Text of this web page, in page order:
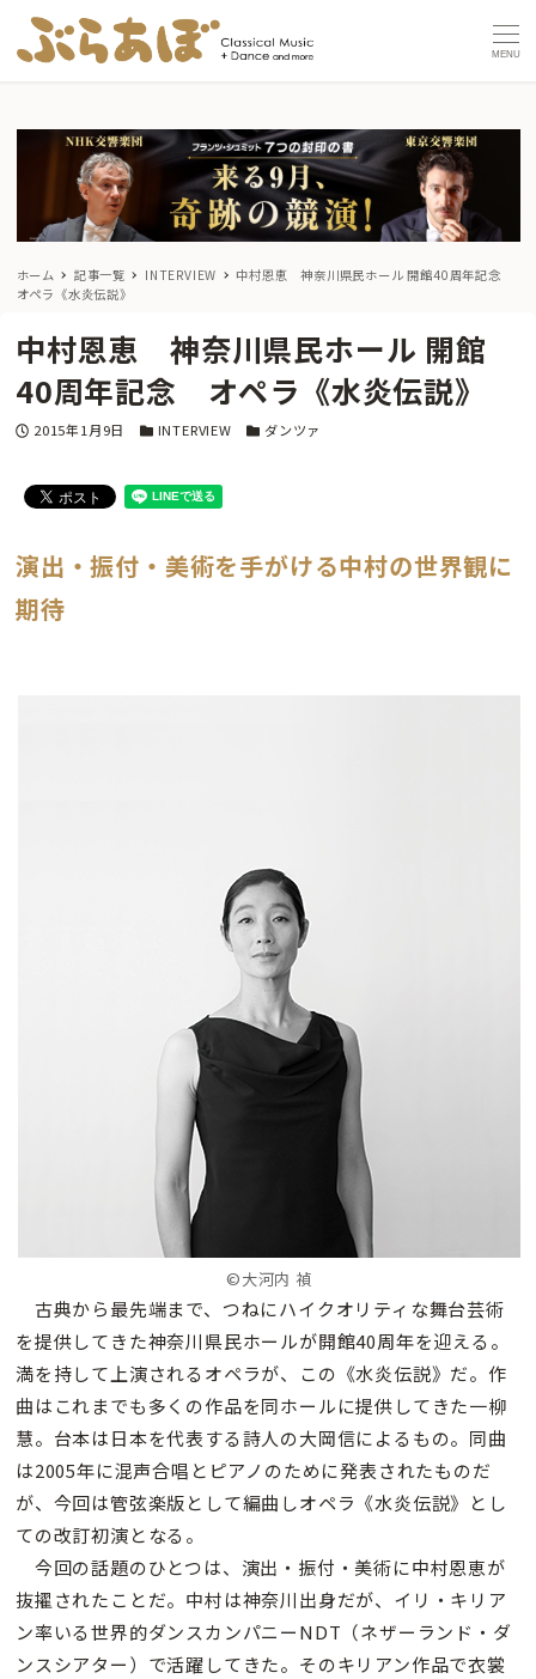
MENU
ホーム 記事一覧 INTERVIEW
中村恩恵 神奈川県民ホール 開館40周年記念
オペラ《水炎伝説》
中村恩恵 神奈川県民ホール 開館
40周年記念 オペラ《水炎伝説》
投稿日
2015年1月9日 カテゴリー
INTERVIEW カテゴリー
ダンツァ
演出・振付・美術を手がける中村の世界観に
期待
©大河内 禎
古典から最先端まで、つねにハイクオリティな舞台芸術
を提供してきた神奈川県民ホールが開館40周年を迎える。
満を持して上演されるオペラが、この《水炎伝説》だ。作
曲はこれまでも多くの作品を同ホールに提供してきた一柳
慧。台本は日本を代表する詩人の大岡信によるもの。同曲
は2005年に混声合唱とピアノのために発表されたものだ
が、今回は管弦楽版として編曲しオペラ《水炎伝説》とし
ての改訂初演となる。
今回の話題のひとつは、演出・振付・美術に中村恩恵が
抜擢されたことだ。中村は神奈川出身だが、イリ・キリア
ン率いる世界的ダンスカンパニーNDT（ネザーランド・ダ
ンスシアター）で活躍してきた。そのキリアン作品で衣裳